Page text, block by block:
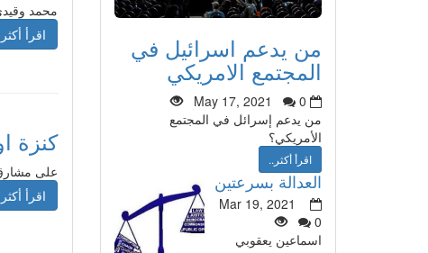
محمد
اقرأ
كنزة
على
اقرأ
من يدعم اسرائيل في
المجتمع الامريكي
May 17, 2021
0
من يدعم إسرائل في المجتمع
الأمريكي؟
اقرأ أكثر..
العدالة بسرعتين
Mar 19, 2021
0
اسماعين يعقوبي